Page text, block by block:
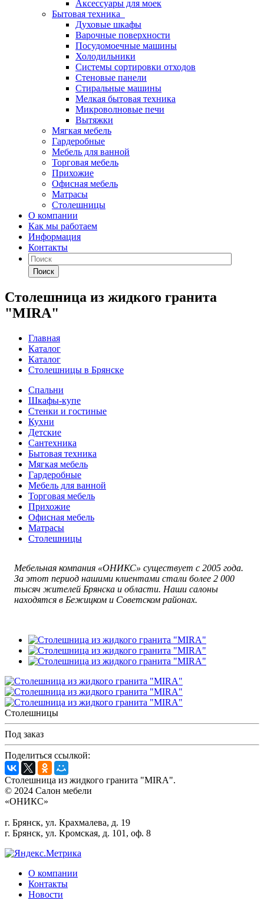
Аксессуары для моек
Бытовая техника
Духовые шкафы
Варочные поверхности
Посудомоечные машины
Холодильники
Системы сортировки отходов
Стеновые панели
Стиральные машины
Мелкая бытовая техника
Микроволновые печи
Вытяжки
Мягкая мебель
Гардеробные
Мебель для ванной
Торговая мебель
Прихожие
Офисная мебель
Матрасы
Столешницы
О компании
Как мы работаем
Информация
Контакты
Поиск
Столешница из жидкого гранита
"MIRA"
Главная
Каталог
Каталог
Столешницы в Брянске
Спальни
Шкафы-купе
Стенки и гостиные
Кухни
Детские
Сантехника
Бытовая техника
Мягкая мебель
Гардеробные
Мебель для ванной
Торговая мебель
Прихожие
Офисная мебель
Матрасы
Столешницы
Мебельная компания «ОНИКС» существует с 2005 года.
За этот период нашими клиентами стали более 2 000
тысяч жителей Брянска и области. Наши салоны
находятся в Бежицком и Советском районах.
Столешницы
Под заказ
Поделиться ссылкой:
Столешница из жидкого гранита "MIRA".
© 2024 Салон мебели
«ОНИКС»
г. Брянск, ул. Крахмалева, д. 19
г. Брянск, ул. Кромская, д. 101, оф. 8
О компании
Контакты
Новости